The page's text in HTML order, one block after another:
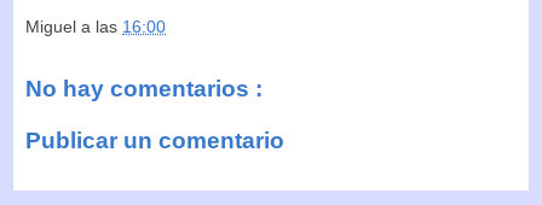
Miguel a las 16:00
No hay comentarios :
Publicar un comentario